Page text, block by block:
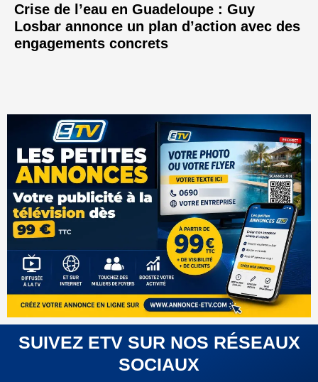
Crise de l’eau en Guadeloupe : Guy
Losbar annonce un plan d’action avec des
engagements concrets
SUIVEZ ETV SUR NOS RÉSEAUX
SOCIAUX